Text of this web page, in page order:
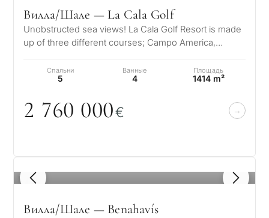
Вилла/Шале — La Cala Golf
Unobstructed sea views! La Cala Golf Resort is made
up of three different courses; Campo America,
Спальни
5
Ванные
4
Площадь
1414 m²
2 760 000€
1 / 8
Вилла/Шале — Benahavís